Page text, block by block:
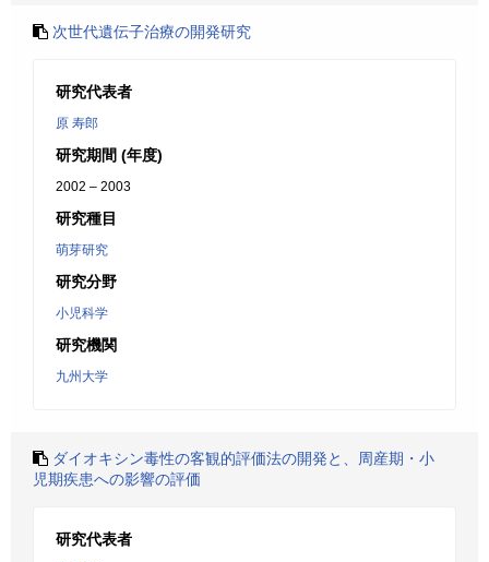
次世代遺伝子治療の開発研究
研究代表者
原 寿郎
研究期間 (年度)
2002 – 2003
研究種目
萌芽研究
研究分野
小児科学
研究機関
九州大学
ダイオキシン毒性の客観的評価法の開発と、周産期・小
児期疾患への影響の評価
研究代表者